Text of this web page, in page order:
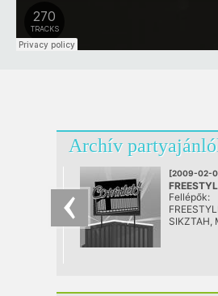
Archív
[2009-02-
@
Budapest
Fellépők:
SIKZTAH,